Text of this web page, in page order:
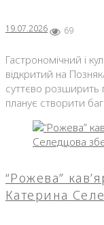
19.07.2026 69
Гастрономічний і
відкритий на
суттєво розширить
планує створити
“Рожева”
Катерина